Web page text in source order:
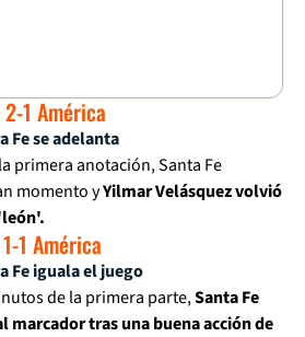
1 América
Fe se adelanta
primera anotación, Santa Fe
momento yYilmar Velásquez volvió
1 América
Fe iguala el juego
de la primera parte,Santa Fe
marcador tras una buena acción de